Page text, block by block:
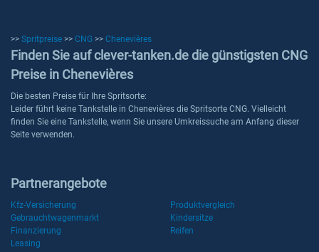
>> Spritpreise >> CNG >> Chenevières
Finden Sie auf clever-tanken.de die günstigsten CNG
Preise in Chenevières
Die besten Preise für Ihre Spritsorte:
Leider führt keine Tankstelle in Chenevières die Spritsorte CNG. Vielleicht
finden Sie eine Tankstelle, wenn Sie unsere Umkreissuche am Anfang dieser
Seite verwenden.
Partnerangebote
Kfz-Versicherung
Produktvergleich
Gebrauchtwagenmarkt
Kindersitze
Finanzierung
Reifen
Leasing